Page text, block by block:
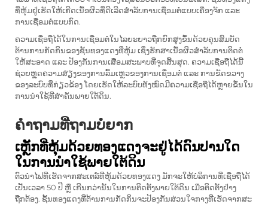
ທີ່ຫຸ້ມຢູ່ເຮັດໃຫ້ເກີດເນື້ອຜິວທີ່ດີເລີດສຳລັບການເຊື່ອມຕໍ່ແບບເຄື່ອງຈັກ ແລະ
ການເຊື່ອມຕໍ່ແບບກົດ.
ຄວາມເຊື່ອຖືໄດ້ໃນການເຊື່ອມຕໍ່ໃນໄລຍະຍາວຖືກຍົກສູງຂຶ້ນດ້ວຍຄຸນສົມບັດ
ຕ້ານການກັດກິນຂອງຊັ້ນທອງແດງທີ່ຫຸ້ມ ເຊິ່ງຮັກສາເນື້ອຜິວສຳລັບການຕິດຕໍ່
ໃຫ້ສະອາດ ແລະ ປ້ອງກັນການເສື່ອມສະພາບທີ່ຈຸດສິ້ນສຸດ. ຄວາມເຊື່ອຖືໄດ້ນີ້
ຊ່ວຍຫຼຸດຄວາມສ່ຽງຂອງການລົ້ມເຫຼວຂອງການເຊື່ອມຕໍ່ ແລະ ການຂັດຂວາງ
ຂອງລະບົບທີ່ກ່ຽວຂ້ອງ ໂດຍເຮັດໃຫ້ລະບົບທັງໝົດມີຄວາມເຊື່ອຖືໄດ້ຫຼາຍຂຶ້ນໃນ
ການນຳໃຊ້ທີ່ສຳຄັນພາຍໃຕ້ດິນ.
ຄຳຖາມທີ່ຖາມບໍ່ຍາກ
ເຫຼັກທີ່ຫຸ້ມດ້ວຍທອງແດງຈະຢູ່ໄດ້ດົນປານໃດ
ໃນການນຳໃຊ້ພາຍໃຕ້ດິນ
ຕົວນຳໄຟທີ່ເຮັດຈາກສະເຕລ໌ທີ່ຫຸ້ມດ້ວຍທອງແດງ ມັກຈະໃຫ້ບໍລິການທີ່ເຊື່ອຖືໄດ້
ເປັນເວລາ 50 ປີ ຫຼື ເກີນກວ່ານັ້ນໃນການຕິດຕັ້ງພາຍໃຕ້ດິນ ເມື່ອຕິດຕັ້ງຢ່າງ
ຖືກຕ້ອງ. ຊັ້ນທອງແດງທີ່ຕ້ານການກັດກິນຈະປ້ອງກັນສ່ວນໃຈກາງທີ່ເຮັດຈາກສະ